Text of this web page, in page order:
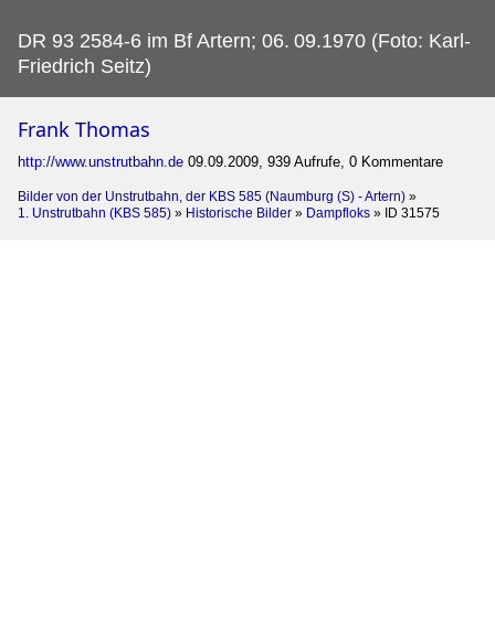
DR 93 2584-6 im Bf Artern; 06. 09.1970 (Foto: Karl-
Friedrich Seitz)
Frank Thomas
http://www.unstrutbahn.de 09.09.2009, 939 Aufrufe, 0 Kommentare
Bilder von der Unstrutbahn, der KBS 585 (Naumburg (S) - Artern) »
1. Unstrutbahn (KBS 585) » Historische Bilder » Dampfloks » ID 31575